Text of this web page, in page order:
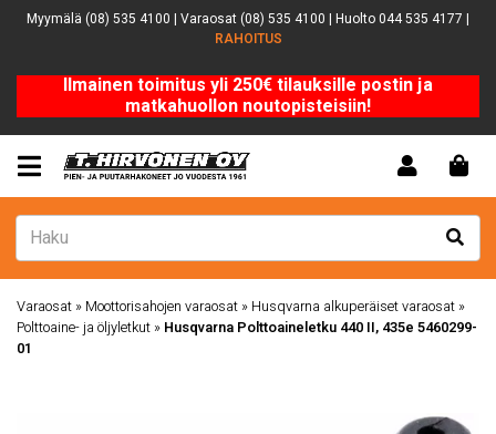
Myymälä (08) 535 4100 | Varaosat (08) 535 4100 | Huolto 044 535 4177 |
RAHOITUS
Ilmainen toimitus yli 250€ tilauksille postin ja
matkahuollon noutopisteisiin!
Varaosat » Moottorisahojen varaosat » Husqvarna alkuperäiset varaosat »
Polttoaine- ja öljyletkut » Husqvarna Polttoaineletku 440 II, 435e 5460299-
01